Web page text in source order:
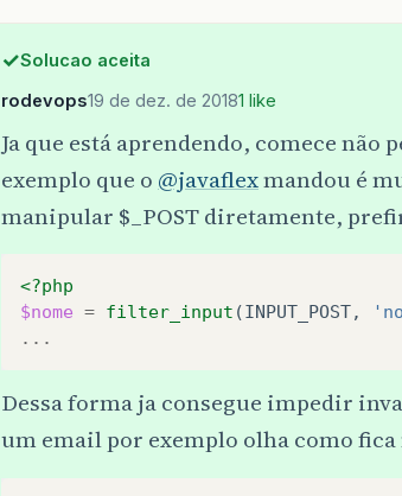
Solucao aceita
rodevops19 de dez. de 20181 like
Ja que está aprendendo, comece não
exemplo que o @javaflexmandou é
manipular $_POST diretamente,
<?php
$nome = filter_input (INPUT_POST,
...
Dessa forma ja consegue impedir
um email por exemplo olha como